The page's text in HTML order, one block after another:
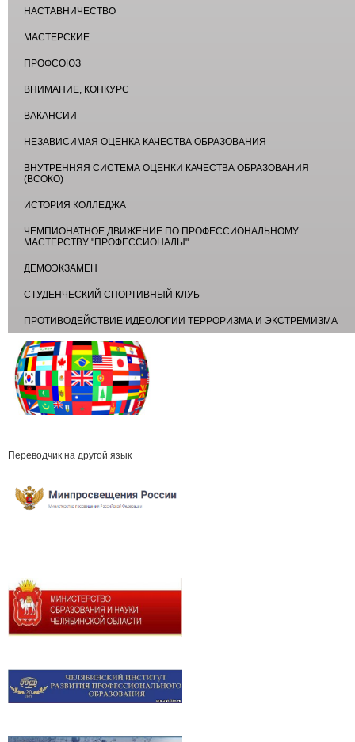
НАСТАВНИЧЕСТВО
МАСТЕРСКИЕ
ПРОФСОЮЗ
ВНИМАНИЕ, КОНКУРС
ВАКАНСИИ
НЕЗАВИСИМАЯ ОЦЕНКА КАЧЕСТВА ОБРАЗОВАНИЯ
ВНУТРЕННЯЯ СИСТЕМА ОЦЕНКИ КАЧЕСТВА ОБРАЗОВАНИЯ
(ВСОКО)
ИСТОРИЯ КОЛЛЕДЖА
ЧЕМПИОНАТНОЕ ДВИЖЕНИЕ ПО ПРОФЕССИОНАЛЬНОМУ
МАСТЕРСТВУ "ПРОФЕССИОНАЛЫ"
ДЕМОЭКЗАМЕН
СТУДЕНЧЕСКИЙ СПОРТИВНЫЙ КЛУБ
ПРОТИВОДЕЙСТВИЕ ИДЕОЛОГИИ ТЕРРОРИЗМА И ЭКСТРЕМИЗМА
Переводчик на другой язык